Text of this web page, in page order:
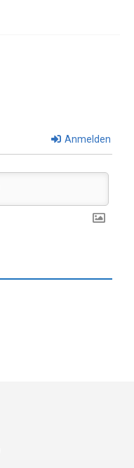
Anmelden